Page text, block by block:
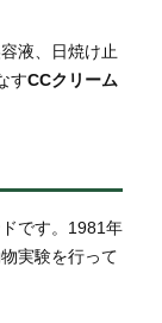
液、日焼け止
すCCクリーム
です。1981年
実験を行って